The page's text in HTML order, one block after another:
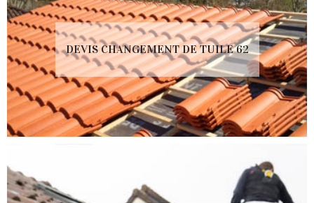
DEVIS CHANGEMENT DE TUILE 62